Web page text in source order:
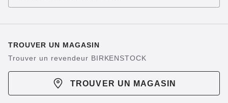
TROUVER UN MAGASIN
Trouver un revendeur BIRKENSTOCK
TROUVER UN MAGASIN